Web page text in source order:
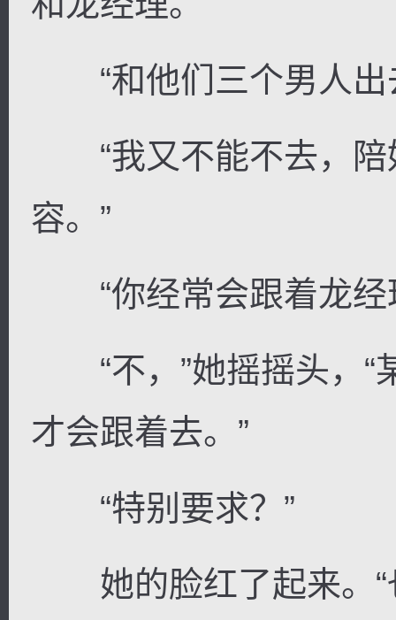
“和他们三个男人出
“我又不能不去，陪
容。”
“你经常会跟着龙经
“不，”她摇摇头，“
才会跟着去。”
“特别要求？”
她的脸红了起来。“